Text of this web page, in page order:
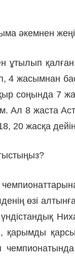
әкемнен
ұтылып
жа­сымнан
соңында 7
Ал 8 жаста
жасқа
өзі алтынға
үндіс­тан­дық